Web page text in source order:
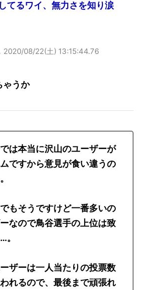
てるワイ、無力さを知り涙
2020/08/22(土) 13:15:44.76
ゃうか
は本当に沢山のユーザーが
ですから意見が食い違うの
もそうですけど一番多いの
なので鳥谷選手の上位は致
。
ザーは一人当たりの投票数
れるので、最後まで頑張れ